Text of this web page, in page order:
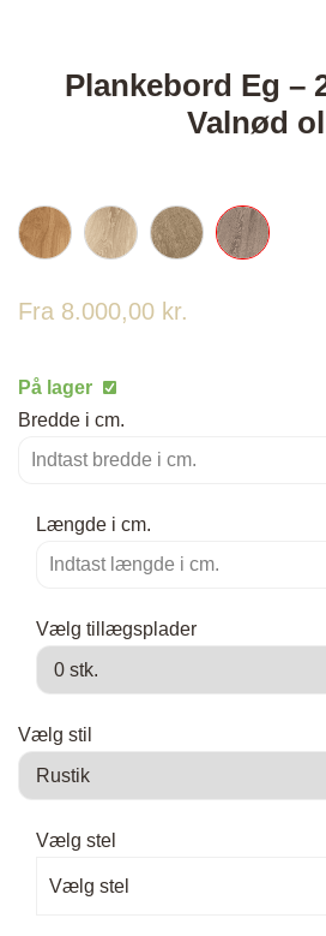
Plankebord Eg –
Valnød
Fra 8.000,00 kr.
På lager
Bredde i cm.
Længde i cm.
Vælg tillægsplader
Vælg stil
Vælg stel
Vælg stel